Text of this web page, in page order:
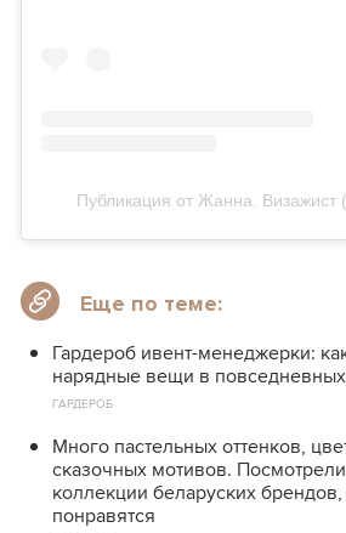
Публикация от Жанна. Визажист
Еще по теме:
Гардероб ивент-менеджерки:
нарядные вещи в
ГАРДЕРОБ
Много пастельных оттенков,
сказочных мотивов.
коллекции беларуских
понравятся